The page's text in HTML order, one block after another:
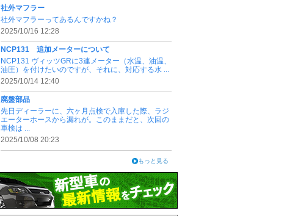
社外マフラー
社外マフラーってあるんですかね？
2025/10/16 12:28
NCP131 追加メーターについて
NCP131 ヴィッツGRに3連メーター（水温、油温、
油圧）を付けたいのですが、それに、対応する水 ...
2025/10/14 12:40
廃盤部品
先日ディーラーに、六ヶ月点検で入庫した際、ラジ
エーターホースから漏れが。このままだと、次回の
車検は ...
2025/10/08 20:23
もっと見る